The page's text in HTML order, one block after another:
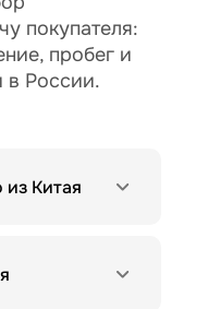
покупателя:
пробег и
в России.
из Китая